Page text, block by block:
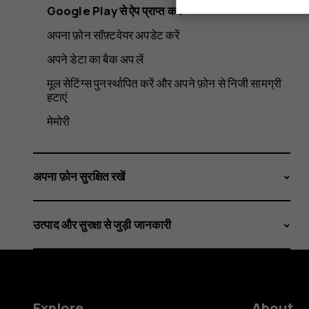
Google Play से ऐप प्राप्त करें
अपना फ़ोन सॉफ़्टवेयर अपडेट करें
अपने डेटा का बैक अप लें
मूल सेटिंग्स पुनर्स्थापित करें और अपने फ़ोन से निजी सामग्री
हटाएं
मेमोरी
अपना फ़ोन सुरक्षित रखें
उत्पाद और सुरक्षा से जुड़ी जानकारी